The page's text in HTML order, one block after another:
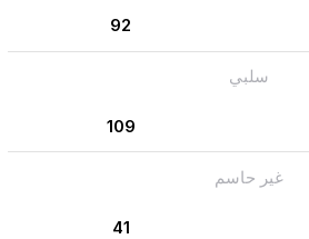
92
سلبي
109
غير حاسم
41